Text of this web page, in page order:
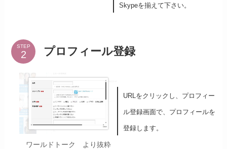
Skypeを揃えて下さい。
STEP プロフィール登録
ワールドトーク より抜粋
URLをクリックし、プロフィー
ル登録画面で、プロフィールを
登録します。